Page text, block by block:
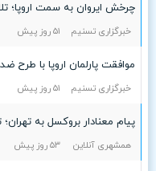
چرخش ایروان به سمت اروپا؛
خبرگزاری تسنیم ۵۱ روز پیش
موافقت پارلمان اروپا با طرح
خبرگزاری تسنیم ۵۱ روز پیش
پیام معنادار بروکسل به
همشهری آنلاین ۵٣ روز پیش